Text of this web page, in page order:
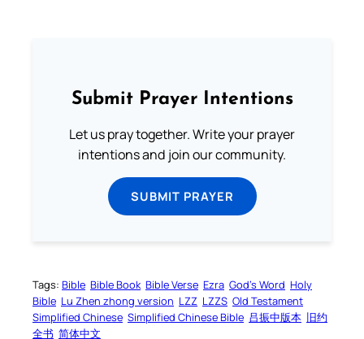
Submit Prayer Intentions
Let us pray together. Write your prayer
intentions and join our community.
SUBMIT PRAYER
Tags: Bible Bible Book Bible Verse Ezra God’s Word Holy
Bible Lu Zhen zhong version LZZ LZZS Old Testament
Simplified Chinese Simplified Chinese Bible 吕振中版本 旧约
全书 简体中文